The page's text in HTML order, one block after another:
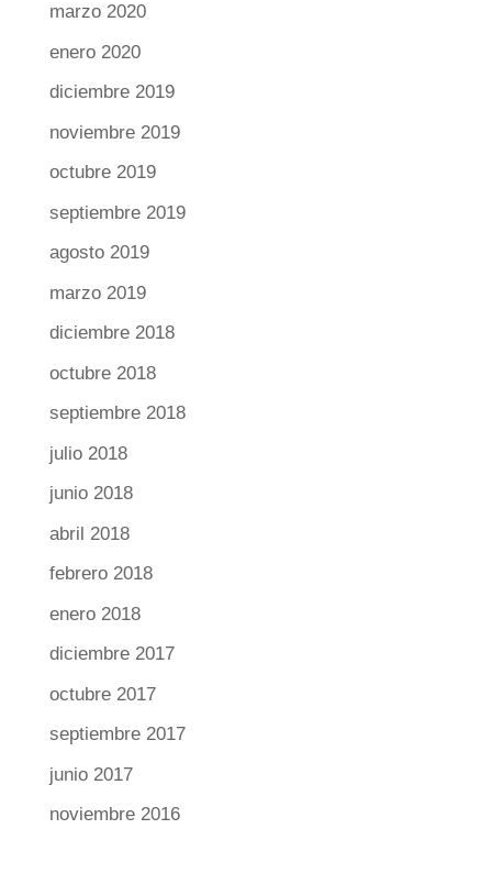
marzo 2020
enero 2020
diciembre 2019
noviembre 2019
octubre 2019
septiembre 2019
agosto 2019
marzo 2019
diciembre 2018
octubre 2018
septiembre 2018
julio 2018
junio 2018
abril 2018
febrero 2018
enero 2018
diciembre 2017
octubre 2017
septiembre 2017
junio 2017
noviembre 2016